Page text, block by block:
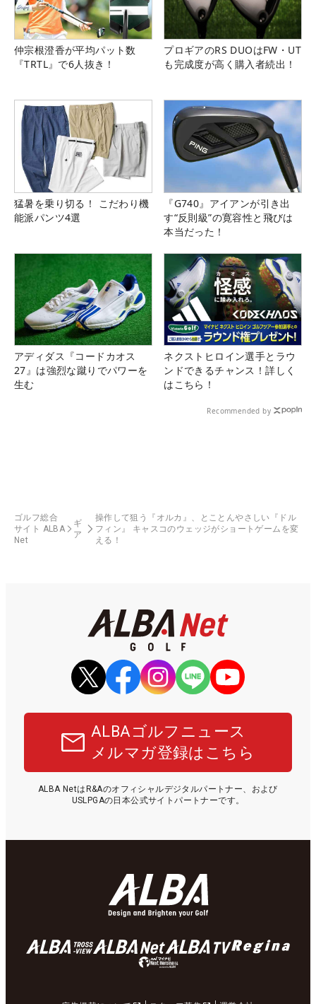
仲宗根澄香が平均パット数
『TRTL』で6人抜き！
プロギアのRS DUOはFW・UT
も完成度が高く購入者続出！
猛暑を乗り切る！ こだわり機
能派パンツ4選
『G740』アイアンが引き出
す“反則級”の寛容性と飛びは
本当だった！
アディダス『コードカオス
27』は強烈な蹴りでパワーを
生む
ネクストヒロイン選手とラウ
ンドできるチャンス！詳しく
はこちら！
Recommended by
ゴルフ総合
サイト ALBA
Net
ギ
ア
操作して狙う『オルカ』、とことんやさしい『ドル
フィン』 キャスコのウェッジがショートゲームを変
える！
ALBAゴルフニュース
メルマガ登録はこちら
ALBA NetはR&Aのオフィシャルデジタルパートナー、および
USLPGAの日本公式サイトパートナーです。